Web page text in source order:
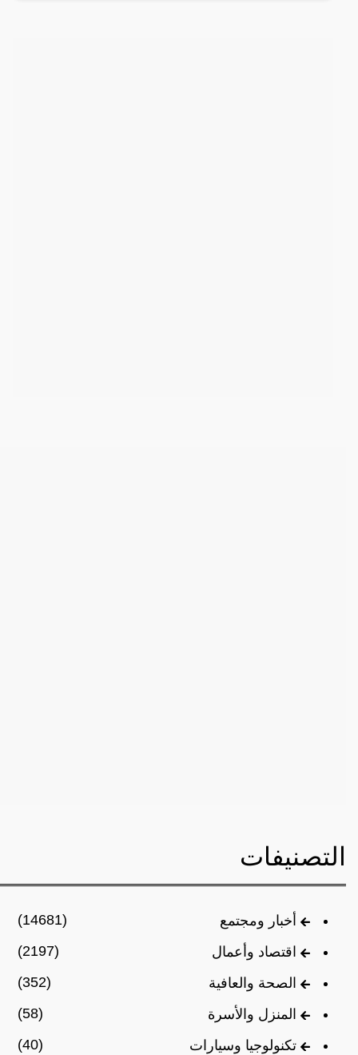
التصنيفات
أخبار ومجتمع
(14681)
اقتصاد وأعمال
(2197)
الصحة والعافية
(352)
المنزل والأسرة
(58)
تكنولوجيا وسيارات
(40)